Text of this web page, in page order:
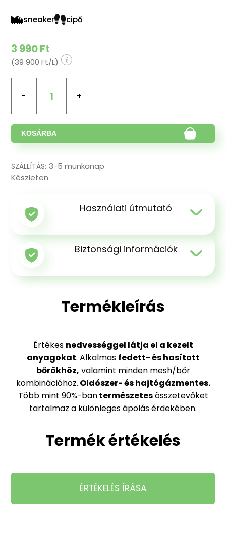
sneaker cipő
3 990 Ft
(39 900 Ft/L)
1
KOSÁRBA
SZÁLLÍTÁS: 3-5 munkanap
Készleten
Használati útmutató
Biztonsági információk
Termékleírás
Értékes nedvességgel látja el a kezelt
anyagokat. Alkalmas fedett- és hasított
bőrökhöz, valamint minden mesh/bőr
kombinációhoz. Oldószer- és hajtógázmentes.
Több mint 90%-bantermészetesösszetevőket
tartalmaz a különleges ápolás érdekében.
Termék értékelés
ÉRTÉKELÉS ÍRÁSA